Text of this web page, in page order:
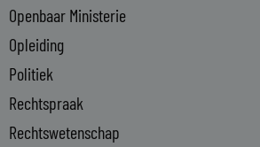
Openbaar Ministerie
Opleiding
Politiek
Rechtspraak
Rechtswetenschap